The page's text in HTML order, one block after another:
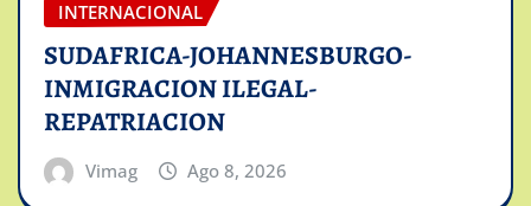
INTERNACIONAL
SUDAFRICA-JOHANNESBURGO-
INMIGRACION ILEGAL-
REPATRIACION
Vimag Ago 8, 2026